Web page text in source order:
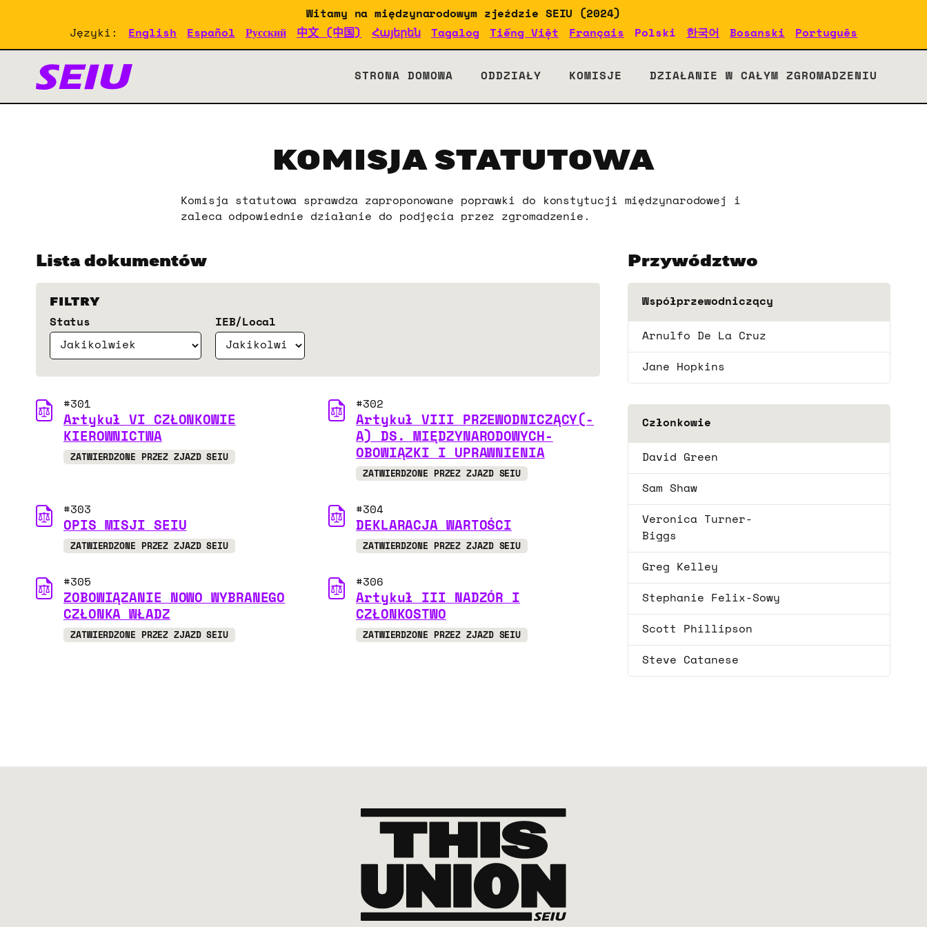
Witamy na międzynarodowym zjeździe SEIU (2024)
Języki:
English Español Русский 中文 (中国) Հայերեն Tagalog Tiếng Việt Français Polski 한국어 Bosanski Português
STRONA DOMOWA ODDZIAŁY KOMISJE DZIAŁANIE W CAŁYM ZGROMADZENIU
KOMISJA STATUTOWA
Komisja statutowa sprawdza zaproponowane poprawki do konstytucji międzynarodowej i
zaleca odpowiednie działanie do podjęcia przez zgromadzenie.
Lista dokumentów
FILTRY
Status
IEB/Local
#301
Artykuł VI CZŁONKOWIE
KIEROWNICTWA
ZATWIERDZONE PRZEZ ZJAZD SEIU
#302
Artykuł VIII PRZEWODNICZĄCY(-
A) DS. MIĘDZYNARODOWYCH-
OBOWIĄZKI I UPRAWNIENIA
ZATWIERDZONE PRZEZ ZJAZD SEIU
#303
OPIS MISJI SEIU
ZATWIERDZONE PRZEZ ZJAZD SEIU
#304
DEKLARACJA WARTOŚCI
ZATWIERDZONE PRZEZ ZJAZD SEIU
#305
ZOBOWIĄZANIE NOWO WYBRANEGO
CZŁONKA WŁADZ
ZATWIERDZONE PRZEZ ZJAZD SEIU
#306
Artykuł III NADZÓR I
CZŁONKOSTWO
ZATWIERDZONE PRZEZ ZJAZD SEIU
Przywództwo
Współprzewodniczący
Arnulfo De La Cruz
Jane Hopkins
Członkowie
David Green
Sam Shaw
Veronica Turner-
Biggs
Greg Kelley
Stephanie Felix-Sowy
Scott Phillipson
Steve Catanese